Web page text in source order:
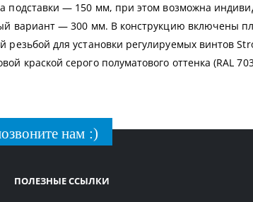
подставки — 150 мм, при этом возможна
вариант — 300 мм. В конструкцию включены
для установки регулируемых винтов
краской серого полуматового оттенка (RAL
нам :)
ПОЛЕЗНЫЕ ССЫЛКИ